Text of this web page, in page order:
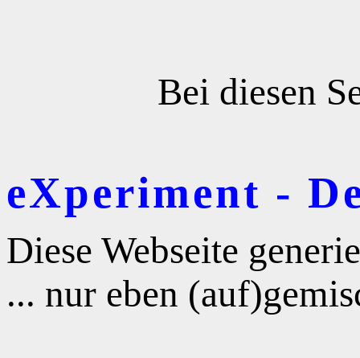
Bei diesen
eXperiment -
Diese Webseite
... nur eben